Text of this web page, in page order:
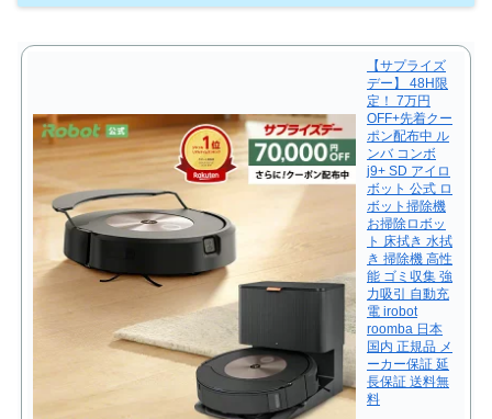
【サプライズ
デー】 48H限
定！ 7万円
OFF+先着クー
ポン配布中 ル
ンバ コンボ
j9+ SD アイロ
ボット 公式 ロ
ボット掃除機
お掃除ロボッ
ト 床拭き 水拭
き 掃除機 高性
能 ゴミ収集 強
力吸引 自動充
電 irobot
roomba 日本
国内 正規品 メ
ーカー保証 延
長保証 送料無
料